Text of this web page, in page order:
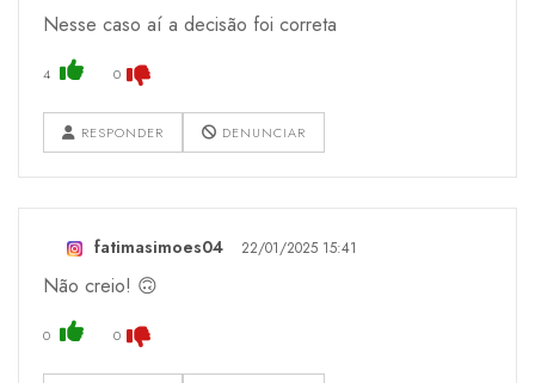
Nesse caso aí a decisão foi correta
4 0
RESPONDER DENUNCIAR
fatimasimoes04 22/01/2025 15:41
Não creio! 🙃
0 0